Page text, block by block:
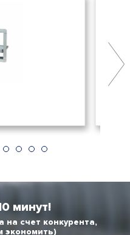
минут!
на счет конкурента,
экономить)